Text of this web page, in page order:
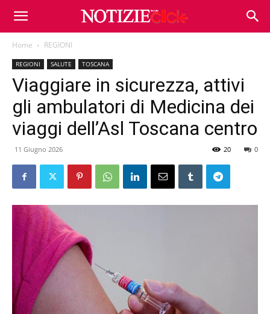
Home REGIONI
REGIONI SALUTE TOSCANA
Viaggiare in sicurezza, attivi
gli ambulatori di Medicina dei
viaggi dell’Asl Toscana centro
11 Giugno 2026 0
20